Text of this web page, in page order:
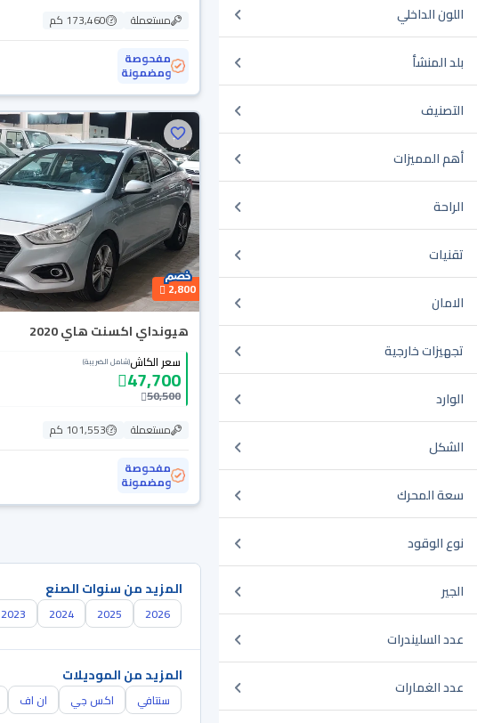
اللون الداخلي
بلد المنشأ
التصنيف
أهم المميزات
الراحة
تقنيات
الامان
تجهيزات خارجية
الوارد
الشكل
سعة المحرك
نوع الوقود
الجير
عدد السليندرات
عدد الغمارات
مستعملة
173,460 كم
مفحوصة
ومضمونة
2,800
هيونداي اكسنت هاي 2020
سعر الكاش(شامل الضريبة)
47,700
50,500
مستعملة
101,553 كم
مفحوصة
ومضمونة
المزيد من سنوات الصنع
2026
2025
2024
2023
المزيد من الموديلات
سنتافي اكس جي ان اف